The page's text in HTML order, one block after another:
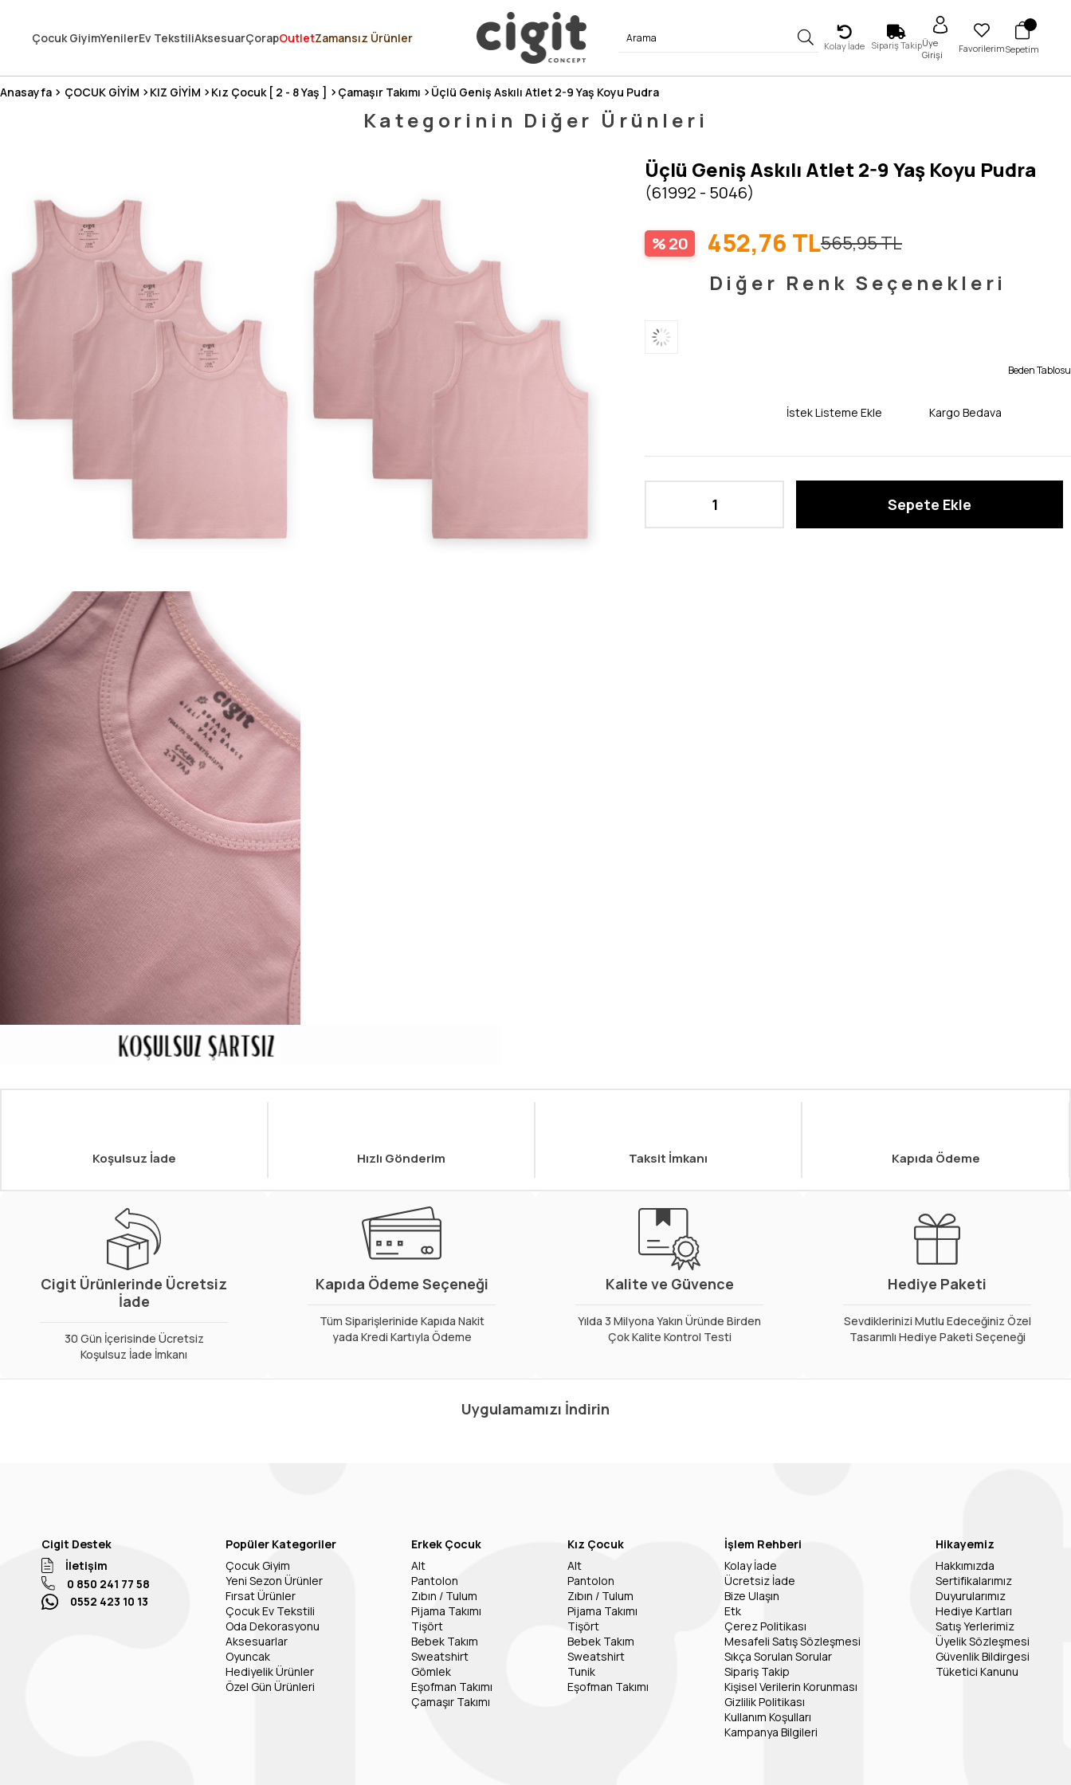
3 MİLYONDAN FAZLA MUTLU MÜŞTERİ ❤️ 10 MİLYON ÜRÜN
Çocuk GiyimYenilerEv TekstiliAksesuarÇorapOutletZamansız Ürünler
Kolay İade Sipariş TakipÜye
Girişi
FavorilerimSepetim
Anasayfa ÇOCUK GİYİM KIZ GİYİM Kız Çocuk [ 2 - 8 Yaş ] Çamaşır Takımı Üçlü Geniş Askılı Atlet 2-9 Yaş Koyu Pudra
Kategorinin Diğer Ürünleri
Üçlü Geniş Askılı Atlet 2-9 Yaş Koyu Pudra
(61992 - 5046)
20 565,95 TL
452,76 TL
Diğer Renk Seçenekleri
Beden Tablosu
İstek Listeme Ekle Kargo Bedava
Koşulsuz İade Hızlı Gönderim Taksit İmkanı Kapıda Ödeme
Cigit Ürünlerinde Ücretsiz
İade
30 Gün İçerisinde Ücretsiz
Koşulsuz İade İmkanı
Kapıda Ödeme Seçeneği
Tüm Siparişlerinide Kapıda Nakit
yada Kredi Kartıyla Ödeme
Kalite ve Güvence
Yılda 3 Milyona Yakın Üründe Birden
Çok Kalite Kontrol Testi
Hediye Paketi
Sevdiklerinizi Mutlu Edeceğiniz Özel
Tasarımlı Hediye Paketi Seçeneği
Uygulamamızı İndirin
Cigit Destek
İletişim
0 850 241 77 58
0552 423 10 13
Popüler Kategoriler
Çocuk Giyim
Yeni Sezon Ürünler
Fırsat Ürünler
Çocuk Ev Tekstili
Oda Dekorasyonu
Aksesuarlar
Oyuncak
Hediyelik Ürünler
Özel Gün Ürünleri
Erkek Çocuk
Alt
Pantolon
Zıbın / Tulum
Pijama Takımı
Tişört
Bebek Takım
Sweatshirt
Gömlek
Eşofman Takımı
Çamaşır Takımı
Kız Çocuk
Alt
Pantolon
Zıbın / Tulum
Pijama Takımı
Tişört
Bebek Takım
Sweatshirt
Tunik
Eşofman Takımı
İşlem Rehberi
Kolay İade
Ücretsiz İade
Bize Ulaşın
Etk
Çerez Politikası
Mesafeli Satış Sözleşmesi
Sıkça Sorulan Sorular
Sipariş Takip
Kişisel Verilerin Korunması
Gizlilik Politikası
Kullanım Koşulları
Kampanya Bilgileri
Hikayemiz
Hakkımızda
Sertifikalarımız
Duyurularımız
Hediye Kartları
Satış Yerlerimiz
Üyelik Sözleşmesi
Güvenlik Bildirgesi
Tüketici Kanunu